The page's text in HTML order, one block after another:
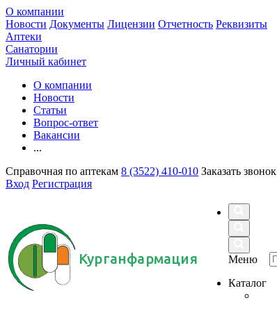
О компании
Новости Документы Лицензии Отчетность Реквизиты
Аптеки
Санатории
Личный кабинет
О компании
Новости
Статьи
Вопрос-ответ
Вакансии
...
Справочная по аптекам 8 (3522) 410-010 Заказать звонок
Вход Регистрация
Курганфармация
Меню
Каталог